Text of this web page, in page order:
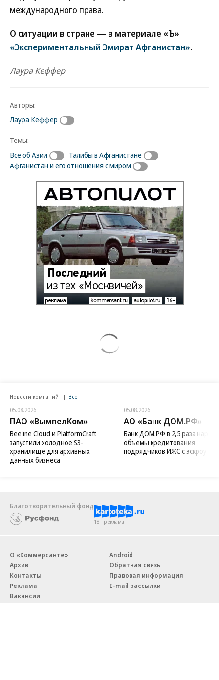
международного права.
О ситуации в стране — в материале «Ъ»
«Экспериментальный Эмират Афганистан».
Лаура Кеффер
Авторы:
Лаура Кеффер
Темы:
Все об Азии
Талибы в Афганистане
Афганистан и его отношения с миром
Новости компаний Все
05.08.2026
ПАО «ВымпелКом»
Beeline Cloud и PlatformCraft
запустили холодное S3-
хранилище для архивных
данных бизнеса
05.08.2026
АО «Банк ДОМ.РФ»
Банк ДОМ.РФ в 2,5 раза
объемы кредитования
подрядчиков ИЖС с эскроу
Благотворительный фонд
18+ реклама
О «Коммерсанте»
Архив
Контакты
Реклама
Вакансии
Android
Обратная связь
Правовая информация
E-mail рассылки